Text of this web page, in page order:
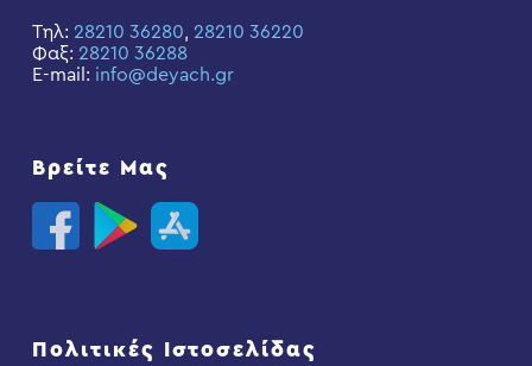
Τηλ: 28210 36280, 28210 36220
Φαξ: 28210 36288
E-mail: info@deyach.gr
Βρείτε Μας
Πολιτικές Ιστοσελίδας